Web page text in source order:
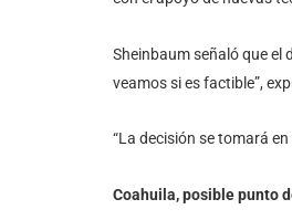
Sheinbaum señaló que el
veamos si es factible”,
“La decisión se tomará
Coahuila, posible punto